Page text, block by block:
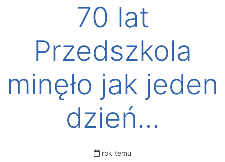
70 lat
Przedszkola
minęło jak jeden
dzień...
rok temu